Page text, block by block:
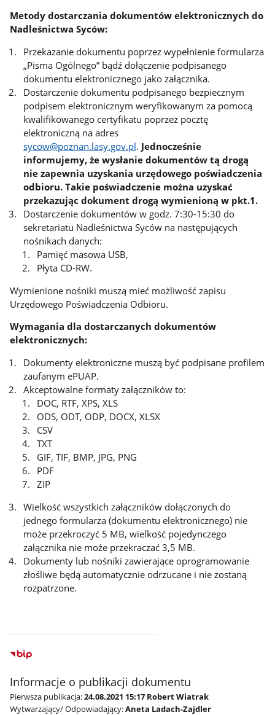
Metody dostarczania dokumentów elektronicznych do
Nadleśnictwa Syców:
Przekazanie dokumentu poprzez wypełnienie formularza
„Pisma Ogólnego” bądź dołączenie podpisanego
dokumentu elektronicznego jako załącznika.
Dostarczenie dokumentu podpisanego bezpiecznym
podpisem elektronicznym weryfikowanym za pomocą
kwalifikowanego certyfikatu poprzez pocztę
elektroniczną na adres
sycow@poznan.lasy.gov.pl. Jednocześnie
informujemy, że wysłanie dokumentów tą drogą
nie zapewnia uzyskania urzędowego poświadczenia
odbioru. Takie poświadczenie można uzyskać
przekazując dokument drogą wymienioną w pkt.1.
Dostarczenie dokumentów w godz. 7:30-15:30 do
sekretariatu Nadleśnictwa Syców na następujących
nośnikach danych:
Pamięć masowa USB,
Płyta CD-RW.
Wymienione nośniki muszą mieć możliwość zapisu
Urzędowego Poświadczenia Odbioru.
Wymagania dla dostarczanych dokumentów
elektronicznych:
Dokumenty elektroniczne muszą być podpisane profilem
zaufanym ePUAP.
Akceptowalne formaty załączników to:
DOC, RTF, XPS, XLS
ODS, ODT, ODP, DOCX, XLSX
CSV
TXT
GIF, TIF, BMP, JPG, PNG
PDF
ZIP
Wielkość wszystkich załączników dołączonych do
jednego formularza (dokumentu elektronicznego) nie
może przekroczyć 5 MB, wielkość pojedynczego
załącznika nie może przekraczać 3,5 MB.
Dokumenty lub nośniki zawierające oprogramowanie
złośliwe będą automatycznie odrzucane i nie zostaną
rozpatrzone.
Informacje o publikacji dokumentu
Pierwsza publikacja:24.08.2021 15:17 Robert Wiatrak
Wytwarzający/ Odpowiadający:Aneta Ladach-Zajdler